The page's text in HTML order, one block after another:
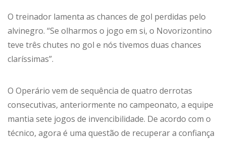
O treinador lamenta as chances de gol perdidas pelo
alvinegro. “Se olharmos o jogo em si, o Novorizontino
teve três chutes no gol e nós tivemos duas chances
claríssimas”.
O Operário vem de sequência de quatro derrotas
consecutivas, anteriormente no campeonato, a equipe
mantia sete jogos de invencibilidade. De acordo com o
técnico, agora é uma questão de recuperar a confiança